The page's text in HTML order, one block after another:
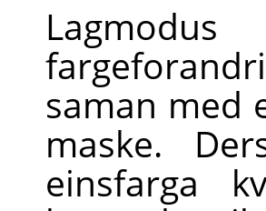
saman med
maske.
einsfarga